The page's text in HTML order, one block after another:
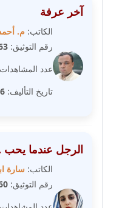
مدونة
مدونة كنوز
موقوف
مدونة كيندا
مدونة ليلى
عاملة
مدونة مارية
عاملة
آخر عرفة
الكاتب: م.
رقم التوثيق:
عدد
تاريخ التأليف:
الرجل عندما يحب
الكاتب: سارة
رقم التوثيق: